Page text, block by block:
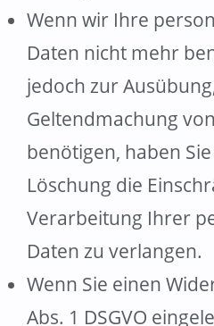
Wenn wir Ihre
Daten nicht mehr
jedoch zur
Geltendmachung
benötigen, haben
Löschung die
Verarbeitung Ihrer
Daten zu verlangen.
Wenn Sie einen
Abs. 1 DSGVO